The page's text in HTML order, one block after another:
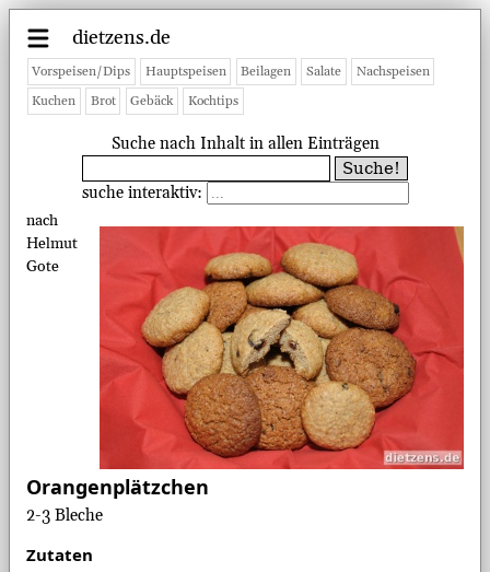
dietzens.de
Vorspeisen/Dips Hauptspeisen Beilagen Salate
Nachspeisen
Kuchen
Brot Gebäck Kochtips
Suche nach Inhalt in allen Einträgen
suche interaktiv:
nach
Helmut
Gote
Orangenplätzchen
2-3 Bleche
Zutaten